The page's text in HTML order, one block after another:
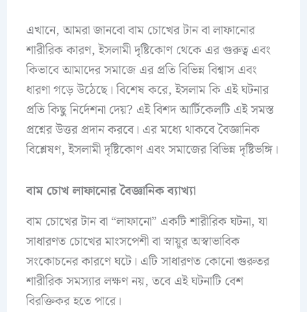
এখানে, আমরা জানবো বাম চোখের টান বা লাফানোর
শারীরিক কারণ, ইসলামী দৃষ্টিকোণ থেকে এর গুরুত্ব এবং
কিভাবে আমাদের সমাজে এর প্রতি বিভিন্ন বিশ্বাস এবং
ধারণা গড়ে উঠেছে। বিশেষ করে, ইসলাম কি এই ঘটনার
প্রতি কিছু নির্দেশনা দেয়? এই বিশদ আর্টিকেলটি এই সমস্ত
প্রশ্নের উত্তর প্রদান করবে। এর মধ্যে থাকবে বৈজ্ঞানিক
বিশ্লেষণ, ইসলামী দৃষ্টিকোণ এবং সমাজের বিভিন্ন দৃষ্টিভঙ্গি।
বাম চোখ লাফানোর বৈজ্ঞানিক ব্যাখ্যা
বাম চোখের টান বা “লাফানো” একটি শারীরিক ঘটনা, যা
সাধারণত চোখের মাংসপেশী বা স্নায়ুর অস্বাভাবিক
সংকোচনের কারণে ঘটে। এটি সাধারণত কোনো গুরুতর
শারীরিক সমস্যার লক্ষণ নয়, তবে এই ঘটনাটি বেশ
বিরক্তিকর হতে পারে।